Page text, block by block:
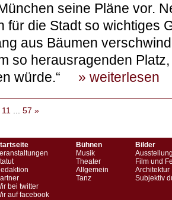
seine Pläne vor.
für die Stadt so wichtiges
aus Bäumen
so herausragenden
würde.“ » weiterlesen
11 ... 57 »
bei twitter
auf facebook
Bühnen
Musik
Theater
Allgemein
Tanz
Bilder
Film und
Architektur
Subjektiv